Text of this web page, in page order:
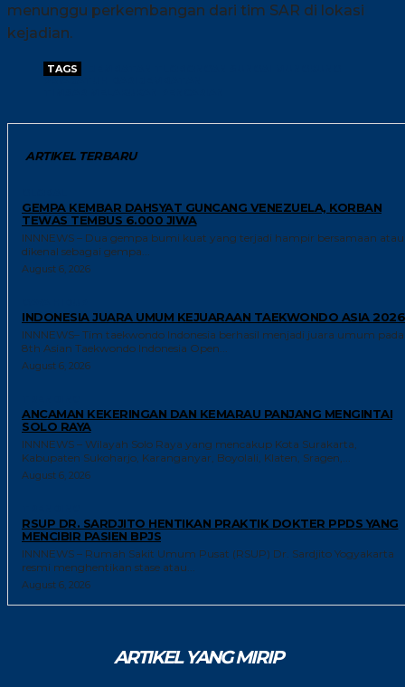
menunggu perkembangan dari tim SAR di lokasi
kejadian.
TAGS
PRIA JATUH DARI JEMBATAN
ARTIKEL TERBARU
GEMPA KEMBAR DAHSYAT GUNCANG VENEZUELA, KORBAN
TEWAS TEMBUS 6.000 JIWA
INNNEWS – Dua gempa bumi kuat yang terjadi hampir bersamaan atau
dikenal sebagai gempa...
August 6, 2026
INDONESIA JUARA UMUM KEJUARAAN TAEKWONDO ASIA 2026
INNNEWS– Tim taekwondo Indonesia berhasil menjadi juara umum pada
8th Asian Taekwondo Indonesia Open...
August 6, 2026
ANCAMAN KEKERINGAN DAN KEMARAU PANJANG MENGINTAI
SOLO RAYA
INNNEWS – Wilayah Solo Raya yang mencakup Kota Surakarta,
Kabupaten Sukoharjo, Karanganyar, Boyolali, Klaten, Sragen,...
August 6, 2026
RSUP DR. SARDJITO HENTIKAN PRAKTIK DOKTER PPDS YANG
MENCIBIR PASIEN BPJS
INNNEWS – Rumah Sakit Umum Pusat (RSUP) Dr. Sardjito Yogyakarta
resmi menghentikan stase atau...
August 6, 2026
ARTIKEL YANG MIRIP